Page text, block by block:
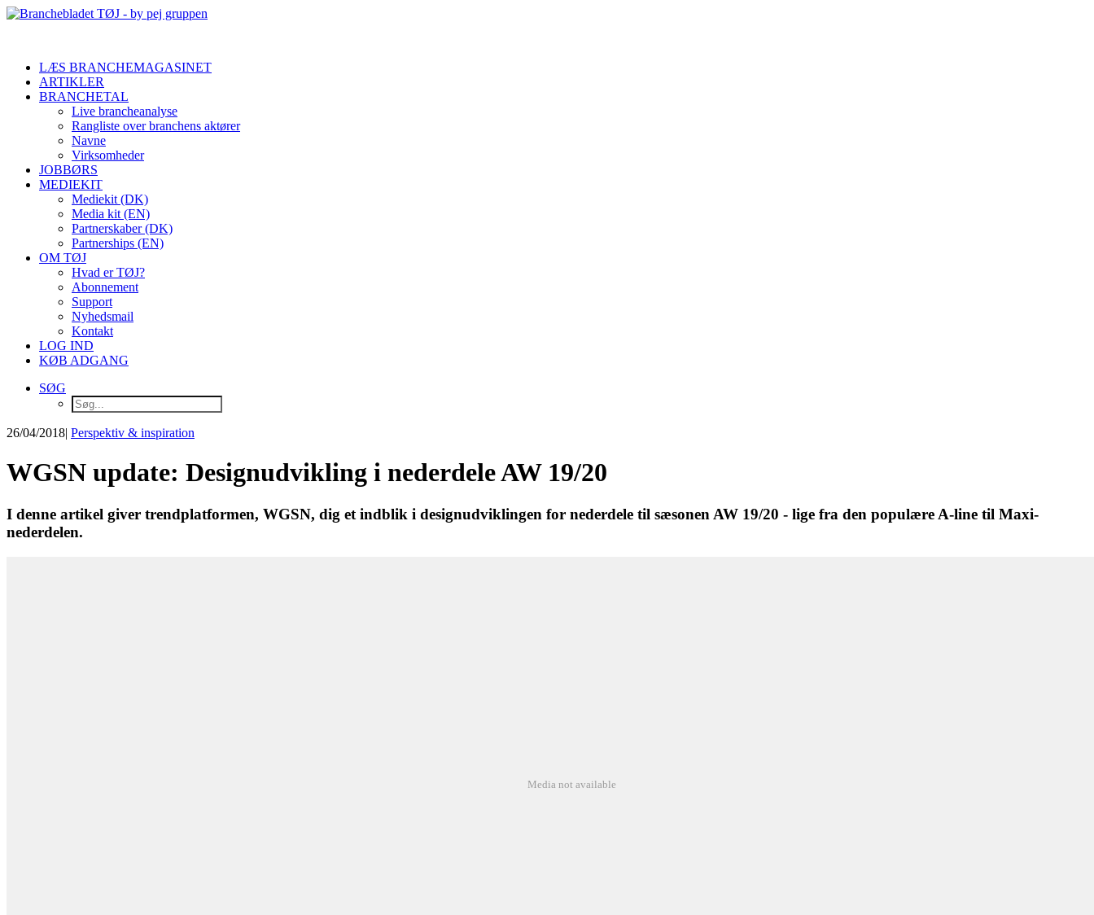
LÆS BRANCHEMAGASINET
ARTIKLER
BRANCHETAL
Live brancheanalyse
Rangliste over branchens aktører
Navne
Virksomheder
JOBBØRS
MEDIEKIT
Mediekit (DK)
Media kit (EN)
Partnerskaber (DK)
Partnerships (EN)
OM TØJ
Hvad er TØJ?
Abonnement
Support
Nyhedsmail
Kontakt
LOG IND
KØB ADGANG
SØG
26/04/2018| Perspektiv & inspiration
WGSN update: Designudvikling i nederdele AW 19/20
I denne artikel giver trendplatformen, WGSN, dig et indblik i designudviklingen for nederdele til sæsonen AW 19/20 - lige fra den populære A-line til Maxi-
nederdelen.
Media not available